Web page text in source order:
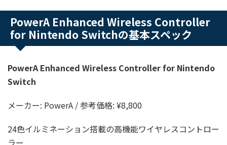
PowerA Enhanced Wireless Controller
for Nintendo Switchの基本スペック
PowerA Enhanced Wireless Controller for Nintendo
Switch
メーカー: PowerA / 参考価格: ¥8,800
24色イルミネーション搭載の高機能ワイヤレスコントロー
ラー